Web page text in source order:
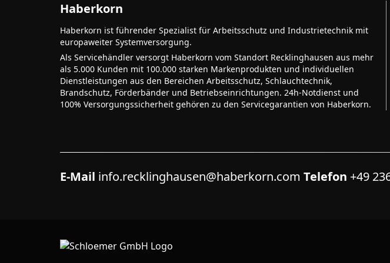
Haberkorn
Haberkorn ist führender Spezialist für Arbeitsschutz und Industrietechnik mit
europaweiter Systemversorgung.
Als Servicehändler versorgt Haberkorn vom Standort Recklinghausen aus mehr
als 5.000 Kunden mit 100.000 starken Markenprodukten und individuellen
Dienstleistungen aus den Bereichen Arbeitsschutz, Schlauchtechnik,
Brandschutz, Förderbänder und Betriebseinrichtungen. 24h-Notdienst und
100% Versorgungssicherheit gehören zu den Servicegarantien von Haberkorn.
E-Mail info.recklinghausen@haberkorn.com Telefon +49